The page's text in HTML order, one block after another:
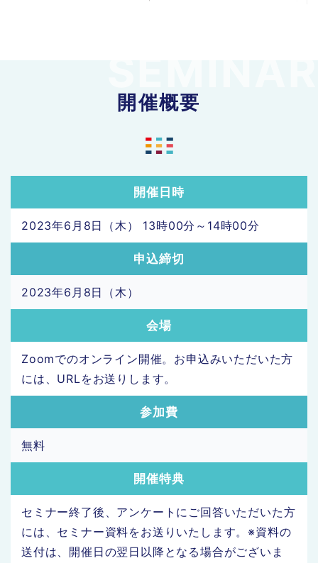
開催概要
開催日時
2023年6月8日（木） 13時00分～14時00分
申込締切
2023年6月8日（木）
会場
Zoomでのオンライン開催。お申込みいただいた方
には、URLをお送りします。
参加費
無料
開催特典
セミナー終了後、アンケートにご回答いただいた方
には、セミナー資料をお送りいたします。※資料の
送付は、開催日の翌日以降となる場合がございま